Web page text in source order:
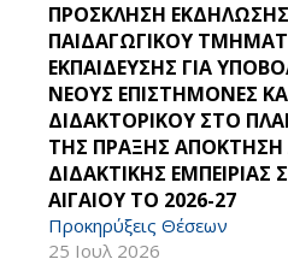
ΠΡΟΣΚΛΗΣΗ
ΠΑΙΔΑΓΩΓΙΚΟΥ
ΕΚΠΑΙΔΕΥΣΗΣ ΓΙΑ
ΝΕΟΥΣ ΕΠΙΣΤΗΜΟΝΕΣ
ΔΙΔΑΚΤΟΡΙΚΟΥ ΣΤΟ
ΤΗΣ ΠΡΑΞΗΣ
ΔΙΔΑΚΤΙΚΗΣ
ΑΙΓΑΙΟΥ ΤΟ 2026-27
Προκηρύξεις Θέσεων
25 Ιουλ 2026